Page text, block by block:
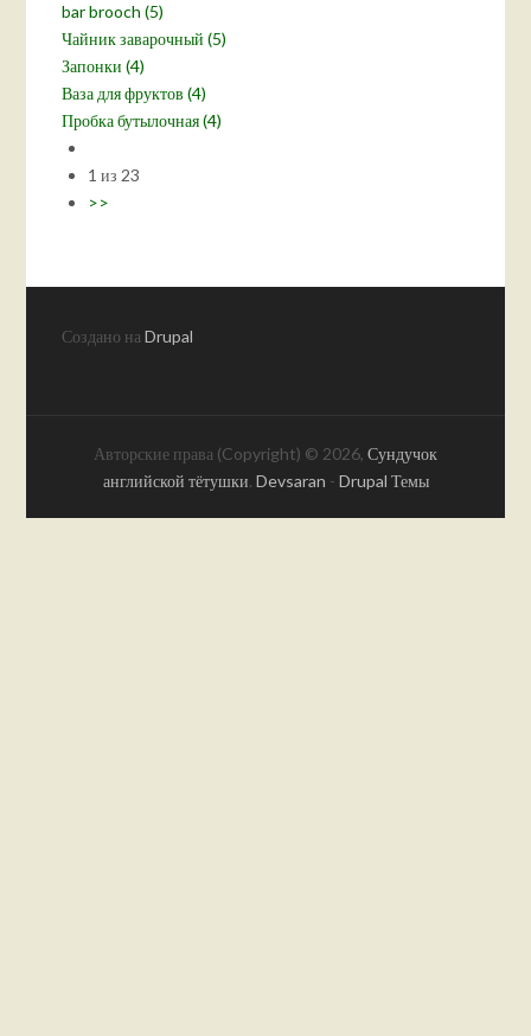
bar brooch (5)
Чайник заварочный (5)
Запонки (4)
Ваза для фруктов (4)
Пробка бутылочная (4)
1 из 23
>>
Создано наDrupal
Авторские права (Copyright) © 2026, Сундучок
английской тётушки. Devsaran - Drupal Темы